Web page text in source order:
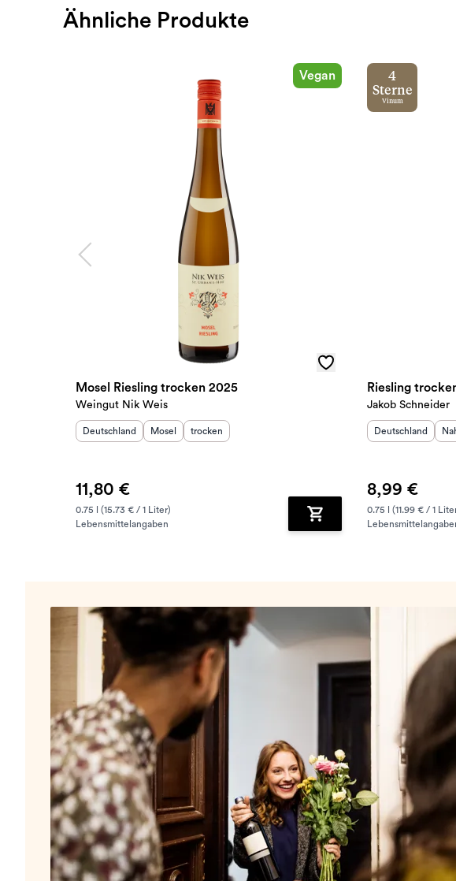
Ähnliche Produkte
Vegan
Mosel Riesling trocken 2025
Weingut Nik Weis
Herkunftsland
Deutschland Herkunftsregion:
Mosel Geschmack
trocken
11,80 €
0.75 l (15.73 € / 1 Liter)
Lebensmittelangaben
Zum Warenkorb hinzufügen
4
Sterne
Vinum
Riesling
Jakob Schneider
Herkunftsland
Deutschland
8,99 €
0.75 l (11.99 € / 1